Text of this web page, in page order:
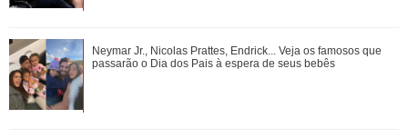
João Raul diz para Agrado que não está conseguindo
conviver com seu sucesso. Veja os resum...
Neymar Jr., Nicolas Prattes, Endrick... Veja os famosos que
passarão o Dia dos Pais à espera de seus bebês